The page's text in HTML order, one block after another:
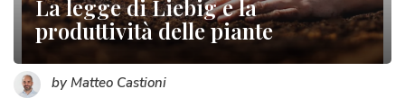
La legge di Liebig e la
produttività delle piante
by Matteo Castioni